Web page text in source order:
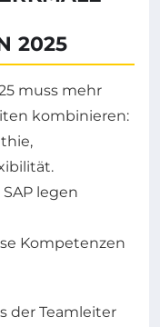
2025
muss mehr
kombinieren:
legen
Kompetenzen
der Teamleiter